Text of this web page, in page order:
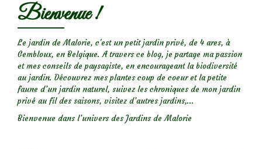
Bienvenue !
Le jardin de Malorie, c'est un petit jardin privé, de 4 ares, à
Gembloux, en Belgique. A travers ce blog, je partage ma passion
et mes conseils de paysagiste, en encourageant la biodiversité
au jardin. Découvrez mes plantes coup de coeur et la petite
faune d’un jardin naturel, suivez les chroniques de mon jardin
privé au fil des saisons, visitez d’autres jardins,...
Bienvenue dans l’univers des Jardins de Malorie